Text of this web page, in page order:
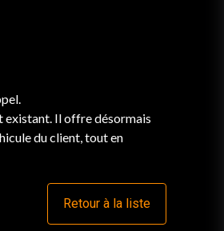
existant. Il offre désormais
du client, tout en
Retour à la liste